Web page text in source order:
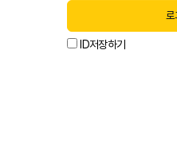
로
ID저장하기